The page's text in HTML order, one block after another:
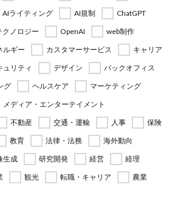
AIライティング AI規制
ChatGPT
クノロジー OpenAI
web制作
ルギー カスタマーサービス
キャリア
ュリティ デザイン
バックオフィス
グ
ヘルスケア
マーケティング
メディア・エンターテイメント
不動産 交通・運輸 人事
保険
教育 法律・法務
海外動向
生成 研究開発 経営
経理
観光 転職・キャリア
農業